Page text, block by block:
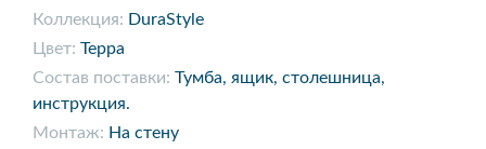
Коллекция: DuraStyle
Цвет: Терра
Состав поставки: Тумба, ящик, столешница,
инструкция.
Монтаж: На стену